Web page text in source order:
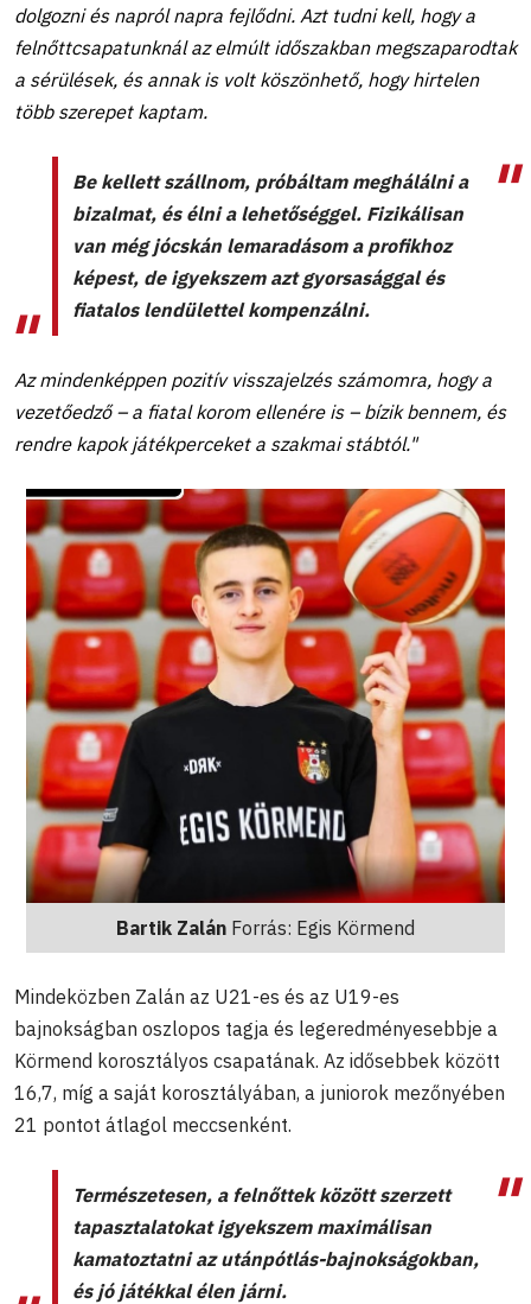
dolgozni és napról napra fejlődni. Azt tudni kell, hogy a
felnőttcsapatunknál az elmúlt időszakban megszaparodtak
a sérülések, és annak is volt köszönhető, hogy hirtelen
több szerepet kaptam.
Be kellett szállnom, próbáltam meghálálni a
bizalmat, és élni a lehetőséggel. Fizikálisan
van még jócskán lemaradásom a profikhoz
képest, de igyekszem azt gyorsasággal és
fiatalos lendülettel kompenzálni.
Az mindenképpen pozitív visszajelzés számomra, hogy a
vezetőedző – a fiatal korom ellenére is – bízik bennem, és
rendre kapok játékperceket a szakmai stábtól."
Bartik Zalán Forrás: Egis Körmend
Mindeközben Zalán az U21-es és az U19-es
bajnokságban oszlopos tagja és legeredményesebbje a
Körmend korosztályos csapatának. Az idősebbek között
16,7, míg a saját korosztályában, a juniorok mezőnyében
21 pontot átlagol meccsenként.
Természetesen, a felnőttek között szerzett
tapasztalatokat igyekszem maximálisan
kamatoztatni az utánpótlás-bajnokságokban,
és jó játékkal élen járni.